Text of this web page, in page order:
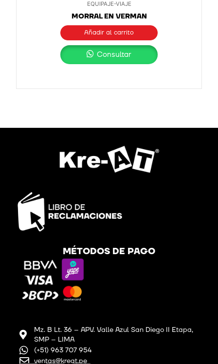
EQUIPAJE-VIAJE
MORRAL EN VERMAN
Añadir al carrito
Consultar
MÉTODOS DE PAGO
Mz. B Lt. 36 – APV. Valle Azul San Diego II Etapa,
SMP – LIMA
(+51) 963 707 954
ventas@kreat.pe